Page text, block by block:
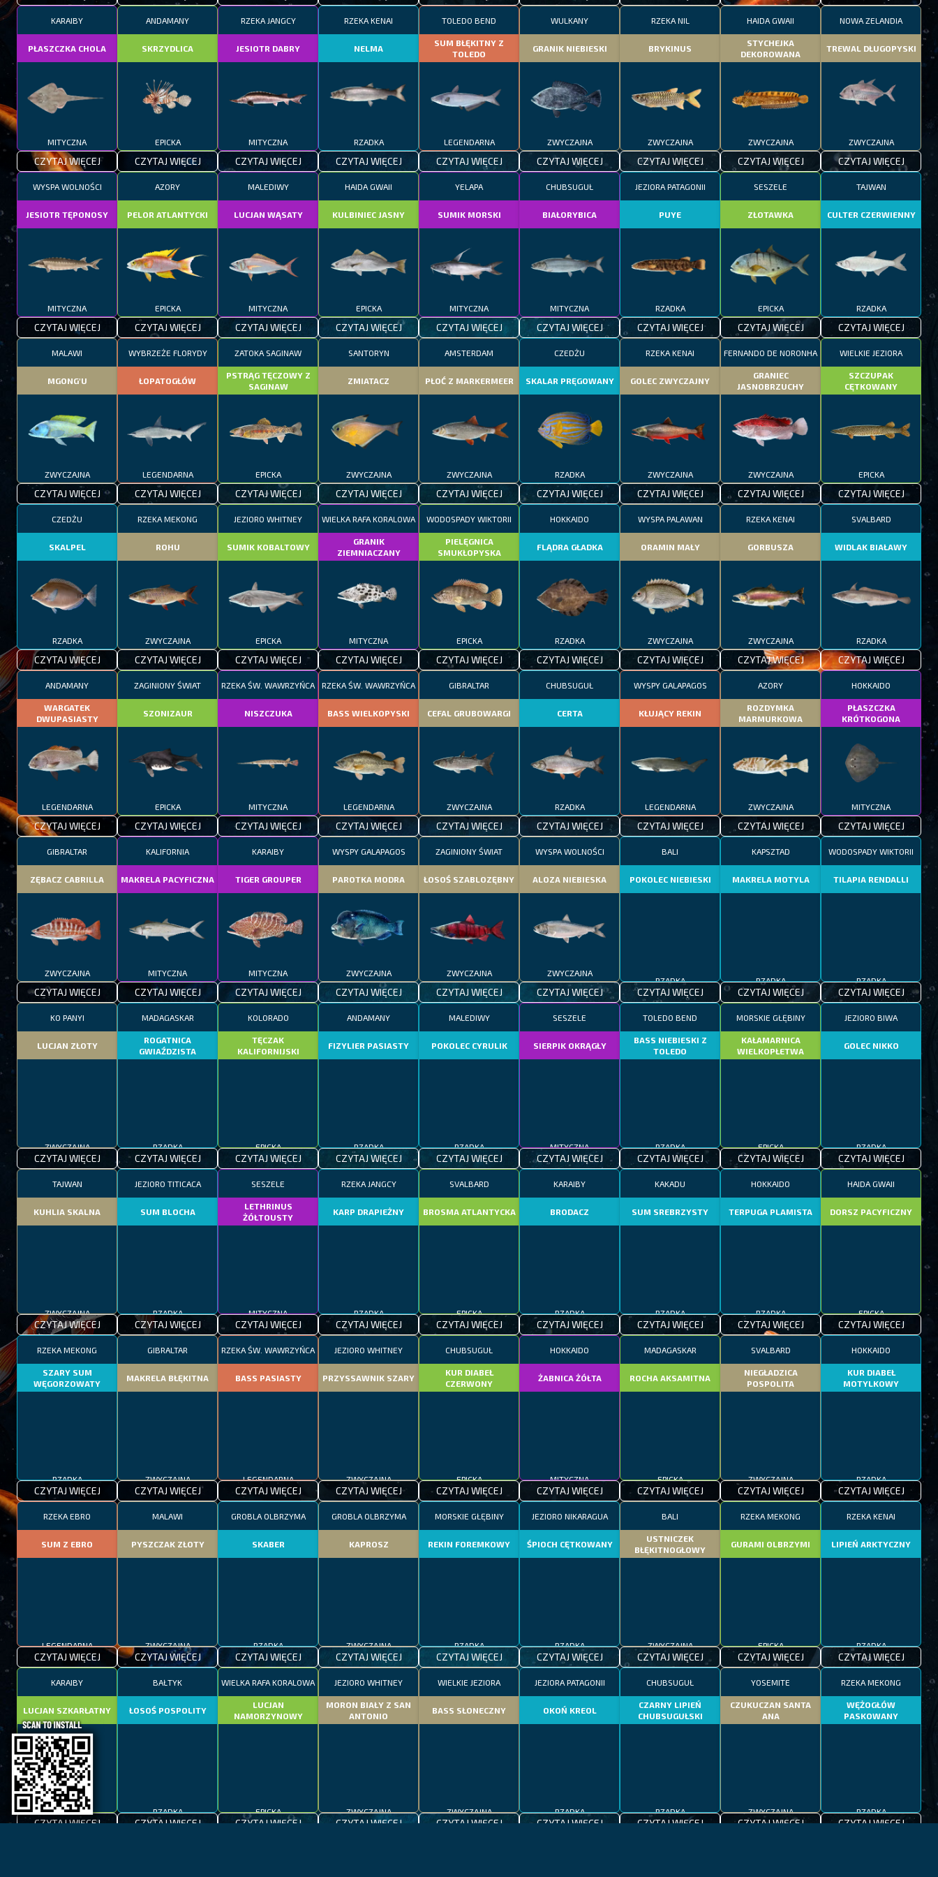
KARAIBY
PŁASZCZKA CHOLA
MITYCZNA
CZYTAJ WIĘCEJ
ANDAMANY
SKRZYDLICA
EPICKA
CZYTAJ WIĘCEJ
RZEKA JANGCY
JESIOTR DABRY
MITYCZNA
CZYTAJ WIĘCEJ
RZEKA KENAI
NELMA
RZADKA
CZYTAJ WIĘCEJ
TOLEDO BEND
SUM BŁĘKITNY Z
TOLEDO
LEGENDARNA
CZYTAJ WIĘCEJ
WULKANY
GRANIK NIEBIESKI
ZWYCZAJNA
CZYTAJ WIĘCEJ
RZEKA NIL
BRYKINUS
ZWYCZAJNA
CZYTAJ WIĘCEJ
HAIDA GWAII
STYCHEJKA
DEKOROWANA
ZWYCZAJNA
CZYTAJ WIĘCEJ
NOWA ZELANDIA
TREWAL DŁUGOPYSKI
ZWYCZAJNA
CZYTAJ WIĘCEJ
WYSPA WOLNOŚCI
JESIOTR TĘPONOSY
MITYCZNA
CZYTAJ WIĘCEJ
AZORY
PELOR ATLANTYCKI
EPICKA
CZYTAJ WIĘCEJ
MALEDIWY
LUCJAN WĄSATY
MITYCZNA
CZYTAJ WIĘCEJ
HAIDA GWAII
KULBINIEC JASNY
EPICKA
CZYTAJ WIĘCEJ
YELAPA
SUMIK MORSKI
MITYCZNA
CZYTAJ WIĘCEJ
CHUBSUGUŁ
BIAŁORYBICA
MITYCZNA
CZYTAJ WIĘCEJ
JEZIORA PATAGONII
PUYE
RZADKA
CZYTAJ WIĘCEJ
SESZELE
ZŁOTAWKA
EPICKA
CZYTAJ WIĘCEJ
TAJWAN
CULTER CZERWIENNY
RZADKA
CZYTAJ WIĘCEJ
MALAWI
MGONG'U
ZWYCZAJNA
CZYTAJ WIĘCEJ
WYBRZEŻE FLORYDY
ŁOPATOGŁÓW
LEGENDARNA
CZYTAJ WIĘCEJ
ZATOKA SAGINAW
PSTRĄG TĘCZOWY Z
SAGINAW
EPICKA
CZYTAJ WIĘCEJ
SANTORYN
ZMIATACZ
ZWYCZAJNA
CZYTAJ WIĘCEJ
AMSTERDAM
PŁOĆ Z MARKERMEER
ZWYCZAJNA
CZYTAJ WIĘCEJ
CZEDŻU
SKALAR PRĘGOWANY
RZADKA
CZYTAJ WIĘCEJ
RZEKA KENAI
GOLEC ZWYCZAJNY
ZWYCZAJNA
CZYTAJ WIĘCEJ
FERNANDO DE NORONHA
GRANIEC
JASNOBRZUCHY
ZWYCZAJNA
CZYTAJ WIĘCEJ
WIELKIE JEZIORA
SZCZUPAK
CĘTKOWANY
EPICKA
CZYTAJ WIĘCEJ
CZEDŻU
SKALPEL
RZADKA
CZYTAJ WIĘCEJ
RZEKA MEKONG
ROHU
ZWYCZAJNA
CZYTAJ WIĘCEJ
JEZIORO WHITNEY
SUMIK KOBALTOWY
EPICKA
CZYTAJ WIĘCEJ
WIELKA RAFA KORALOWA
GRANIK
ZIEMNIACZANY
MITYCZNA
CZYTAJ WIĘCEJ
WODOSPADY WIKTORII
PIELĘGNICA
SMUKŁOPYSKA
EPICKA
CZYTAJ WIĘCEJ
HOKKAIDO
FLĄDRA GŁADKA
RZADKA
CZYTAJ WIĘCEJ
WYSPA PALAWAN
ORAMIN MAŁY
ZWYCZAJNA
CZYTAJ WIĘCEJ
RZEKA KENAI
GORBUSZA
ZWYCZAJNA
CZYTAJ WIĘCEJ
SVALBARD
WIDLAK BIAŁAWY
RZADKA
CZYTAJ WIĘCEJ
ANDAMANY
WARGATEK
DWUPASIASTY
LEGENDARNA
CZYTAJ WIĘCEJ
ZAGINIONY ŚWIAT
SZONIZAUR
EPICKA
CZYTAJ WIĘCEJ
RZEKA ŚW. WAWRZYŃCA
NISZCZUKA
MITYCZNA
CZYTAJ WIĘCEJ
RZEKA ŚW. WAWRZYŃCA
BASS WIELKOPYSKI
LEGENDARNA
CZYTAJ WIĘCEJ
GIBRALTAR
CEFAL GRUBOWARGI
ZWYCZAJNA
CZYTAJ WIĘCEJ
CHUBSUGUŁ
CERTA
RZADKA
CZYTAJ WIĘCEJ
WYSPY GALAPAGOS
KŁUJĄCY REKIN
LEGENDARNA
CZYTAJ WIĘCEJ
AZORY
ROZDYMKA
MARMURKOWA
ZWYCZAJNA
CZYTAJ WIĘCEJ
HOKKAIDO
PŁASZCZKA
KRÓTKOGONA
MITYCZNA
CZYTAJ WIĘCEJ
GIBRALTAR
ZĘBACZ CABRILLA
ZWYCZAJNA
CZYTAJ WIĘCEJ
KALIFORNIA
MAKRELA PACYFICZNA
MITYCZNA
CZYTAJ WIĘCEJ
KARAIBY
TIGER GROUPER
MITYCZNA
CZYTAJ WIĘCEJ
WYSPY GALAPAGOS
PAROTKA MODRA
ZWYCZAJNA
CZYTAJ WIĘCEJ
ZAGINIONY ŚWIAT
ŁOSOŚ SZABLOZĘBNY
ZWYCZAJNA
CZYTAJ WIĘCEJ
WYSPA WOLNOŚCI
ALOZA NIEBIESKA
ZWYCZAJNA
CZYTAJ WIĘCEJ
BALI
POKOLEC NIEBIESKI
CZYTAJ WIĘCEJ
KAPSZTAD
MAKRELA MOTYLA
CZYTAJ WIĘCEJ
WODOSPADY WIKTORII
TILAPIA RENDALLI
CZYTAJ WIĘCEJ
KO PANYI
LUCJAN ZŁOTY
CZYTAJ WIĘCEJ
MADAGASKAR
ROGATNICA
GWIAŹDZISTA
CZYTAJ WIĘCEJ
KOLORADO
TĘCZAK
KALIFORNIJSKI
CZYTAJ WIĘCEJ
ANDAMANY
FIZYLIER PASIASTY
CZYTAJ WIĘCEJ
MALEDIWY
POKOLEC CYRULIK
CZYTAJ WIĘCEJ
SESZELE
SIERPIK OKRĄGŁY
CZYTAJ WIĘCEJ
TOLEDO BEND
BASS NIEBIESKI Z
TOLEDO
CZYTAJ WIĘCEJ
MORSKIE GŁĘBINY
KAŁAMARNICA
WIELKOPŁETWA
CZYTAJ WIĘCEJ
JEZIORO BIWA
GOLEC NIKKO
CZYTAJ WIĘCEJ
TAJWAN
KUHLIA SKALNA
CZYTAJ WIĘCEJ
JEZIORO TITICACA
SUM BLOCHA
CZYTAJ WIĘCEJ
SESZELE
LETHRINUS
ŻÓŁTOUSTY
CZYTAJ WIĘCEJ
RZEKA JANGCY
KARP DRAPIEŻNY
CZYTAJ WIĘCEJ
SVALBARD
BROSMA ATLANTYCKA
CZYTAJ WIĘCEJ
KARAIBY
BRODACZ
CZYTAJ WIĘCEJ
KAKADU
SUM SREBRZYSTY
CZYTAJ WIĘCEJ
HOKKAIDO
TERPUGA PLAMISTA
CZYTAJ WIĘCEJ
HAIDA GWAII
DORSZ PACYFICZNY
CZYTAJ WIĘCEJ
RZEKA MEKONG
SZARY SUM
WĘGORZOWATY
CZYTAJ WIĘCEJ
GIBRALTAR
MAKRELA BŁĘKITNA
CZYTAJ WIĘCEJ
RZEKA ŚW. WAWRZYŃCA
BASS PASIASTY
CZYTAJ WIĘCEJ
JEZIORO WHITNEY
PRZYSSAWNIK SZARY
CZYTAJ WIĘCEJ
CHUBSUGUŁ
KUR DIABEŁ
CZERWONY
CZYTAJ WIĘCEJ
HOKKAIDO
ŻABNICA ŻÓŁTA
CZYTAJ WIĘCEJ
MADAGASKAR
ROCHA AKSAMITNA
CZYTAJ WIĘCEJ
SVALBARD
NIEGŁADZICA
POSPOLITA
CZYTAJ WIĘCEJ
HOKKAIDO
KUR DIABEŁ
MOTYLKOWY
CZYTAJ WIĘCEJ
RZEKA EBRO
SUM Z EBRO
CZYTAJ WIĘCEJ
MALAWI
PYSZCZAK ZŁOTY
ZWYCZAJNA
CZYTAJ WIĘCEJ
GROBLA OLBRZYMA
SKABER
RZADKA
CZYTAJ WIĘCEJ
GROBLA OLBRZYMA
KAPROSZ
ZWYCZAJNA
CZYTAJ WIĘCEJ
MORSKIE GŁĘBINY
REKIN FOREMKOWY
RZADKA
CZYTAJ WIĘCEJ
JEZIORO NIKARAGUA
ŚPIOCH CĘTKOWANY
RZADKA
CZYTAJ WIĘCEJ
BALI
USTNICZEK
BŁĘKITNOGŁOWY
ZWYCZAJNA
CZYTAJ WIĘCEJ
RZEKA MEKONG
GURAMI OLBRZYMI
EPICKA
CZYTAJ WIĘCEJ
RZEKA KENAI
LIPIEŃ ARKTYCZNY
RZADKA
CZYTAJ WIĘCEJ
KARAIBY
LUCJAN SZKARŁATNY
EPICKA
CZYTAJ WIĘCEJ
BAŁTYK
ŁOSOŚ POSPOLITY
RZADKA
CZYTAJ WIĘCEJ
WIELKA RAFA KORALOWA
LUCJAN
NAMORZYNOWY
EPICKA
CZYTAJ WIĘCEJ
JEZIORO WHITNEY
MORON BIAŁY Z SAN
ANTONIO
ZWYCZAJNA
CZYTAJ WIĘCEJ
WIELKIE JEZIORA
BASS SŁONECZNY
ZWYCZAJNA
CZYTAJ WIĘCEJ
JEZIORA PATAGONII
OKOŃ KREOL
RZADKA
CZYTAJ WIĘCEJ
CHUBSUGUŁ
CZARNY LIPIEŃ
CHUBSUGUŁSKI
RZADKA
CZYTAJ WIĘCEJ
YOSEMITE
CZUKUCZAN SANTA
ANA
ZWYCZAJNA
CZYTAJ WIĘCEJ
RZEKA MEKONG
WĘŻOGŁÓW
PASKOWANY
RZADKA
CZYTAJ WIĘCEJ